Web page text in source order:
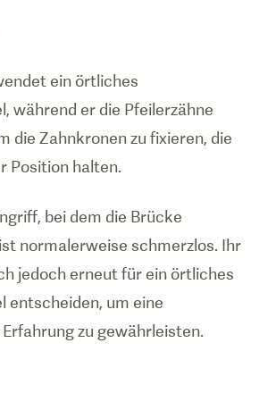
ein örtliches
während er die Pfeilerzähne
die Zahnkronen zu fixieren, die
Position halten.
bei dem die Brücke
normalerweise schmerzlos. Ihr
jedoch erneut für ein örtliches
entscheiden, um eine
zu gewährleisten.